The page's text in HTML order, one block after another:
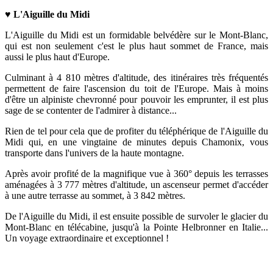
♥ L'Aiguille du Midi
L'Aiguille du Midi est un formidable belvédère sur le Mont-Blanc,
qui est non seulement c'est le plus haut sommet de France, mais
aussi le plus haut d'Europe.
Culminant à 4 810 mètres d'altitude, des itinéraires très fréquentés
permettent de faire l'ascension du toit de l'Europe. Mais à moins
d'être un alpiniste chevronné pour pouvoir les emprunter, il est plus
sage de se contenter de l'admirer à distance...
Rien de tel pour cela que de profiter du téléphérique de l'Aiguille du
Midi qui, en une vingtaine de minutes depuis Chamonix, vous
transporte dans l'univers de la haute montagne.
Après avoir profité de la magnifique vue à 360° depuis les terrasses
aménagées à 3 777 mètres d'altitude, un ascenseur permet d'accéder
à une autre terrasse au sommet, à 3 842 mètres.
De l'Aiguille du Midi, il est ensuite possible de survoler le glacier du
Mont-Blanc en télécabine, jusqu'à la Pointe Helbronner en Italie...
Un voyage extraordinaire et exceptionnel !